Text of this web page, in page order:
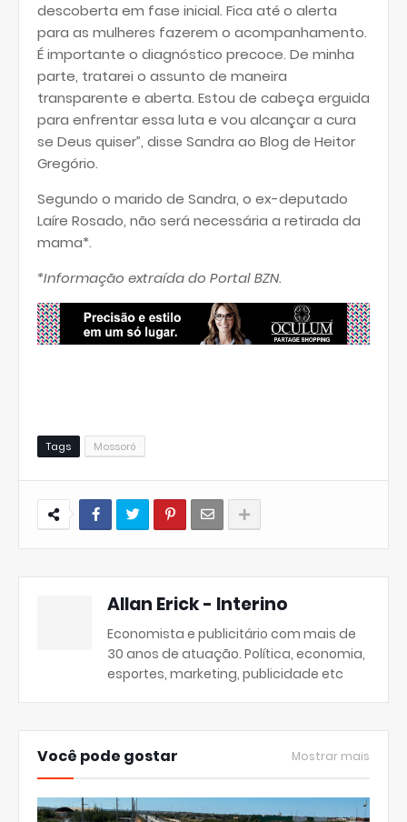
descoberta em fase inicial. Fica até o alerta
para as mulheres fazerem o acompanhamento.
É importante o diagnóstico precoce. De minha
parte, tratarei o assunto de maneira
transparente e aberta. Estou de cabeça erguida
para enfrentar essa luta e vou alcançar a cura
se Deus quiser”, disse Sandra ao Blog de Heitor
Gregório.
Segundo o marido de Sandra, o ex-deputado
Laíre Rosado, não será necessária a retirada da
mama*.
*Informação extraída do Portal BZN.
Tags Mossoró
Allan Erick - Interino
Economista e publicitário com mais de
30 anos de atuação. Política, economia,
esportes, marketing, publicidade etc
Você pode gostar Mostrar mais